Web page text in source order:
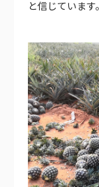
と信じています。